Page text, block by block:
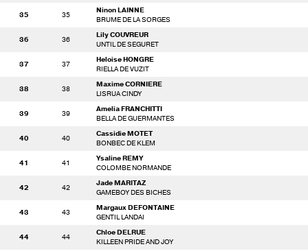
35 35
Ninon LAINNE
BRUME DE LA SORGES
36 36
Lily COUVREUR
UNTIL DE SEGURET
37 37
Heloise HONGRE
RIELLA DE VUZIT
38 38
Maxime CORNIERE
LISRUA CINDY
39 39
Amelia FRANCHITTI
BELLA DE GUERMANTES
40 40
Cassidie MOTET
BONBEC DE KLEM
41 41
Ysaline REMY
COLOMBE NORMANDE
42 42
Jade MARITAZ
GAMEBOY DES BICHES
43 43
Margaux DEFONTAINE
GENTIL LANDAI
44 44
Chloe DELRUE
KILLEEN PRIDE AND JOY